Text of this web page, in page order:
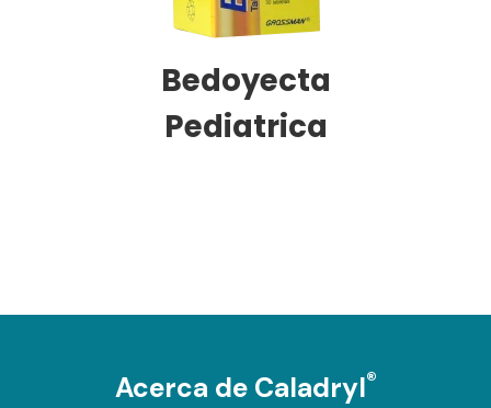
Bedoyecta
Pediatrica
Acerca de Caladryl®